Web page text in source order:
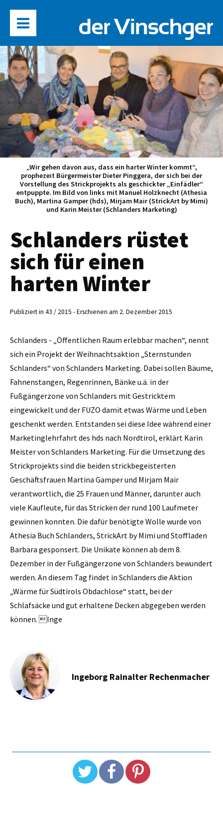
„Wir gehen davon aus, dass ein harter Winter kommt“,
prophezeit Bürgermeister Dieter Pinggera, der sich bei der
Vorstellung des Strickprojekts als geschickter „Einfädler“
entpuppte. Im Bild von links mit Manuel Holzknecht (Athesia
Buch), Martina Gamper (hds), Mirjam Mair (StrickArt by Mimi)
und Karin Meister (Schlanders Marketing)
Schlanders rüstet
sich für einen
harten Winter
Publiziert in 43 / 2015 - Erschienen am 2. Dezember 2015
Schlanders - „Öffentlichen Raum erlebbar machen“, nennt
sich ein Projekt der Weihnachtsaktion „Sternstunden
Schlanders“ von Schlanders Marketing. Dabei sollen Bäume,
Fahnenstangen, Regenrinnen, Bänke u.ä. in der
Fußgängerzone von Schlanders mit Gestricktem
eingewickelt und der FUZO damit etwas Wärme und Leben
geschenkt werden. Entstanden sei diese Idee während einer
Marketinglehrfahrt des hds nach Nordtirol, erklärt Karin
Meister von Schlanders Marketing. Für die Umsetzung des
Strickprojekts sind die beiden strickbegeisterten
Geschäftsfrauen Martina Gamper und Mirjam Mair
verantwortlich, die 25 Frauen und Männer, darunter auch
viele Kaufleute, für das Stricken der rund 100 Laufmeter
gewinnen konnten. Die dafür benötigte Wolle wurde von
Athesia Buch Schlanders, StrickArt by Mimi und Stoffladen
Barbara gesponsert. Die Unikate können ab dem 8.
Dezember in der Fußgängerzone von Schlanders bewundert
werden. An diesem Tag findet in Schlanders die Aktion
„Wärme für Südtirols Obdachlose“ statt, bei der
Schlafsäcke und gut erhaltene Decken abgegeben werden
können. Inge
Ingeborg Rainalter Rechenmacher